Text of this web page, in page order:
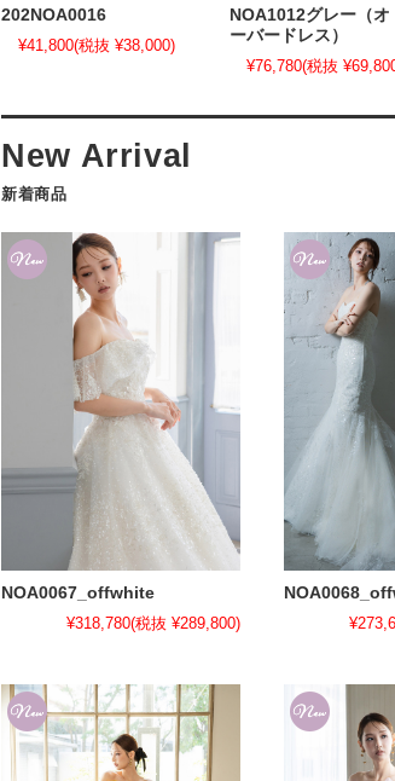
202NOA0016
¥41,800(税抜 ¥38,000)
NOA1012グレー（オ
ーバードレス）
¥76,780(税抜
新着商品
NOA0067_offwhite
¥318,780(税抜 ¥289,800)